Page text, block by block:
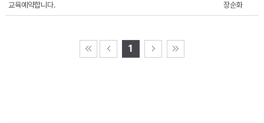
교육예약합니다. 장순화
1